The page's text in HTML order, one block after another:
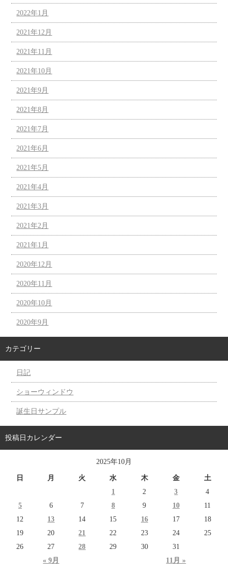
2022年1月
2021年12月
2021年11月
2021年10月
2021年9月
2021年8月
2021年7月
2021年6月
2021年5月
2021年4月
2021年3月
2021年2月
2021年1月
2020年12月
2020年11月
2020年10月
2020年9月
カテゴリー
日記
ショーウィンドウ
誕生日サンプル
投稿日カレンダー
2025年10月
日 月 火 水 木 金 土
« 9月 11月 »
1 2 3
4
5
6 7 8 9 10
11
12
13 14 15 16 17
18
19
20 21 22 23 24
25
26
27 28 29 30 31